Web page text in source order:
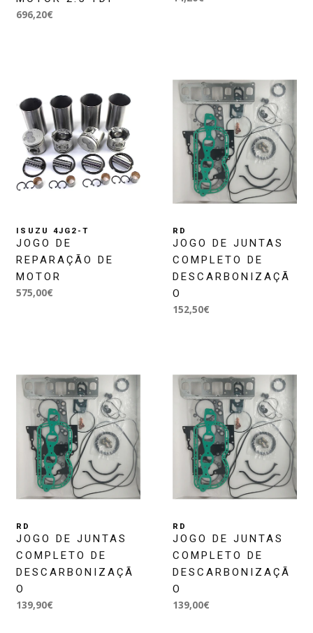
696,20€
ISUZU 4JG2-T
JOGO DE
REPARAÇÃO DE
MOTOR
575,00€
RD
JOGO DE JUNTAS
COMPLETO DE
DESCARBONIZAÇÃ
O
152,50€
RD
JOGO DE JUNTAS
COMPLETO DE
DESCARBONIZAÇÃ
O
139,90€
RD
JOGO DE JUNTAS
COMPLETO DE
DESCARBONIZAÇÃ
O
139,00€